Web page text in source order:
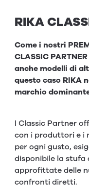
RIKA
Come i nostri
CLASSIC
anche modelli di
questo caso RIKA
marchio
I Classic Partner
con i produttori e i
per ogni gusto,
disponibile la stufa
approfittate delle
confronti diretti.